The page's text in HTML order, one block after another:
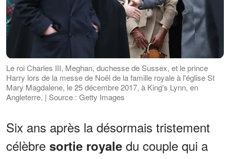
Le roi Charles III, Meghan, duchesse de Sussex, et le prince
Harry lors de la messe de Noël de la famille royale à l'église St
Mary Magdalene, le 25 décembre 2017, à King's Lynn, en
Angleterre. | Source : Getty Images
Six ans après la désormais tristement
célèbre sortie royale du couple qui a